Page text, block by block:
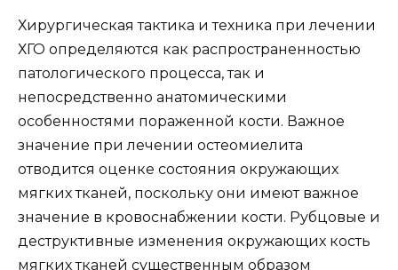
Хирургическая тактика и техника при лечении
ХГО определяются как распространенностью
патологического процесса, так и
непосредственно анатомическими
особенностями пораженной кости. Важное
значение при лечении остеомиелита
отводится оценке состояния окружающих
мягких тканей, поскольку они имеют важное
значение в кровоснабжении кости. Рубцовые и
деструктивные изменения окружающих кость
мягких тканей существенным образом